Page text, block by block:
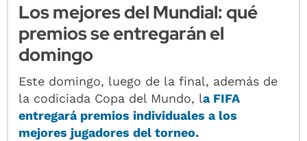
Los mejores del Mundial: qué
premios se entregarán el
domingo
Este domingo, luego de la final, además de
la codiciada Copa del Mundo, la FIFA
entregará premios individuales a los
mejores jugadores del torneo.